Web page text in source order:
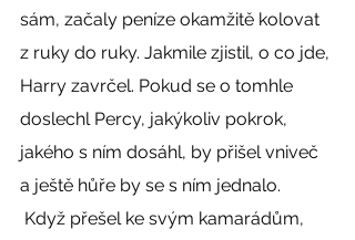
sám, začaly peníze okamžitě kolovat
z ruky do ruky. Jakmile zjistil, o co jde,
Harry zavrčel. Pokud se o tomhle
doslechl Percy, jakýkoliv pokrok,
jakého s ním dosáhl, by přišel vniveč
a ještě hůře by se s ním jednalo.